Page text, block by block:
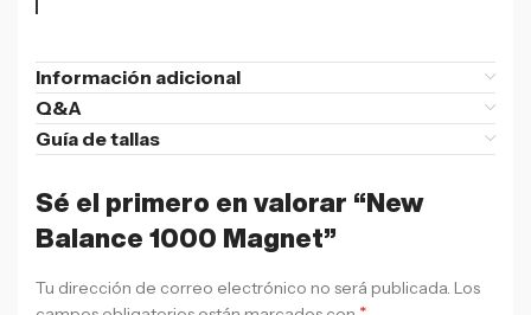
Información adicional
Q&A
Guía de tallas
Sé el primero en valorar “New
Balance 1000 Magnet”
Tu dirección de correo electrónico no será publicada. Los